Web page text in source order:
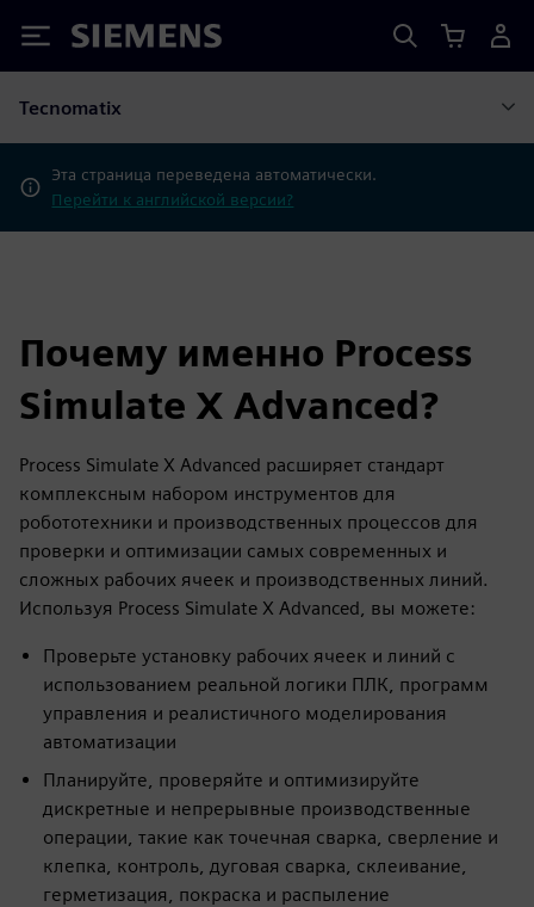
Siemens
Tecnomatix
Эта страница переведена автоматически.
Перейти к английской версии?
Почему именно Process
Simulate X Advanced?
Process Simulate X Advanced расширяет стандарт
комплексным набором инструментов для
робототехники и производственных процессов для
проверки и оптимизации самых современных и
сложных рабочих ячеек и производственных линий.
Используя Process Simulate X Advanced, вы можете:
Проверьте установку рабочих ячеек и линий с
использованием реальной логики ПЛК, программ
управления и реалистичного моделирования
автоматизации
Планируйте, проверяйте и оптимизируйте
дискретные и непрерывные производственные
операции, такие как точечная сварка, сверление и
клепка, контроль, дуговая сварка, склеивание,
герметизация, покраска и распыление